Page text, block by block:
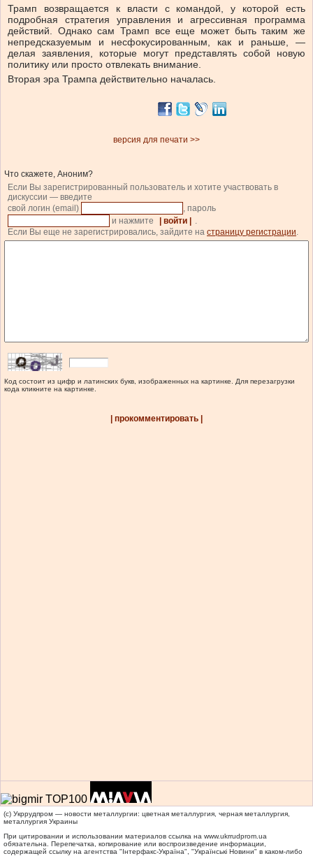
Трамп возвращается к власти с командой, у которой есть
подробная стратегия управления и агрессивная программа
действий. Однако сам Трамп все еще может быть таким же
непредсказуемым и несфокусированным, как и раньше, —
делая заявления, которые могут представлять собой новую
политику или просто отвлекать внимание.
Вторая эра Трампа действительно началась.
версия для печати >>
Что скажете, Аноним?
Если Вы зарегистрированный пользователь и хотите участвовать в
дискуссии — введите
свой логин (email)
, пароль
и нажмите
| войти |
Если Вы еще не зарегистрировались, зайдите на страницу регистрации
Код состоит из цифр и латинских букв, изображенных на картинке. Для перезагрузки
кода кликните на картинке.
| прокомментировать |
(c) Укррудпром — новости металлургии: цветная металлургия, черная металлургия,
металлургия Украины
При цитировании и использовании материалов ссылка на www.ukrrudprom.ua
обязательна. Перепечатка, копирование или воспроизведение информации,
содержащей ссылку на агентства "Iнтерфакс-Україна", "Українськi Новини" в каком-либо